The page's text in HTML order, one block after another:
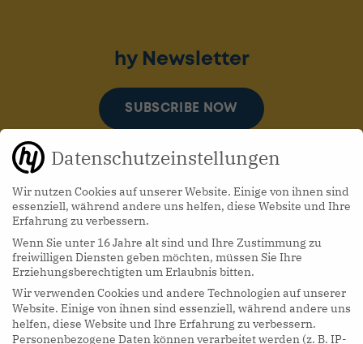
hy Podcasts
LISTEN NOW
hy Newsletter
SUBSCRIBE NOW
Datenschutzeinstellungen
Wir nutzen Cookies auf unserer Website. Einige von ihnen sind
essenziell, während andere uns helfen, diese Website und Ihre
Erfahrung zu verbessern.
Wenn Sie unter 16 Jahre alt sind und Ihre Zustimmung zu
freiwilligen Diensten geben möchten, müssen Sie Ihre
Erziehungsberechtigten um Erlaubnis bitten.
Wir verwenden Cookies und andere Technologien auf unserer
Website. Einige von ihnen sind essenziell, während andere uns
helfen, diese Website und Ihre Erfahrung zu verbessern.
Personenbezogene Daten können verarbeitet werden (z. B. IP-